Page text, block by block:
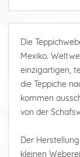
Die
Mexiko.
einzigartigen,
die Teppiche
kommen
von der
Der
kleinen